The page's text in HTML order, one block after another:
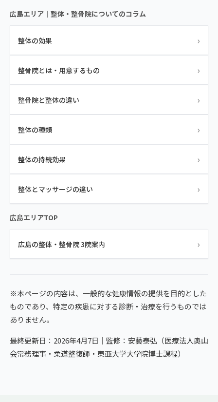
広島エリア｜整体・整骨院についてのコラム
整体の効果 ›
整骨院とは・用意するもの ›
整骨院と整体の違い ›
整体の種類 ›
整体の持続効果 ›
整体とマッサージの違い ›
広島エリアTOP
広島の整体・整骨院 3院案内 ›
※本ページの内容は、一般的な健康情報の提供を目的とした
ものであり、特定の疾患に対する診断・治療を行うものでは
ありません。
最終更新日：2026年4月7日｜監修：安藝泰弘（医療法人奥山
会常務理事・柔道整復師・東亜大学大学院博士課程）